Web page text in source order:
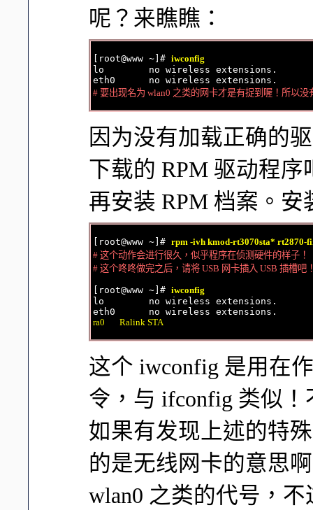
呢？来瞧瞧：
[root@www ~]# iwconfig
lo        no wireless extensions.
# 要出现名为 wlan0 之类的网卡才是有捉到喔！所以没
因为没有加载正确的
下载的 RPM 驱动程
再安装 RPM 档案。
[root@www ~]# rpm -ivh kmod-rt3070sta* rt2870-
# 这个动作会进行很久，似乎程序在侦测硬件的样子！
# 这个咚咚做完之后，请将 USB 网卡插入 USB 插槽吧
[root@www ~]# iwconfig
lo        no wireless extensions.
ra0       Ralink STA
这个 iwconfig 是用在
令，与 ifconfig 类似
如果有发现上述的特
的是无线网卡的意思
wlan0 之类的代号，